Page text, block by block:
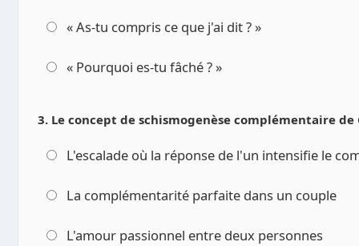
« As-tu compris ce que j'ai dit ? »
« Pourquoi es-tu fâché ? »
3. Le concept de schismogenèse complémentaire
L'escalade où la réponse de l'un intensifie le
La complémentarité parfaite dans un couple
L'amour passionnel entre deux personnes